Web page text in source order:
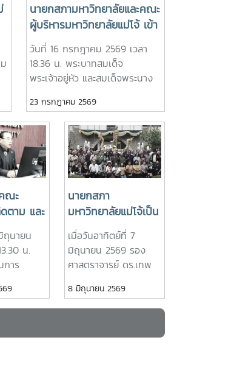
นายกสภามหาวิทยาลัยและคณะ
ผู้บริหารมหาวิทยาลัยแม่โจ้ เข้า
เฝ้าทูลละอองธุลีพระบาท
ทูลเกล้าฯ ถวายปริญญาดุษฎี
บัณฑิตกิตติมศักดิ์ ครุย
วิทยฐานะ และผลิตภัณฑ์มงคล
ที่เป็นตัวแทนแห่งความสำเร็จ
ของมหาวิทยาลัยร่วมกับชุมชน
แด่พระบาทสมเด็จพระเจ้าอยู่หัว
และสมเด็จพระนางเจ้าฯ
พระบรมราชินี
วันที่ 16 กรกฎาคม 2569 เวลา
18.36 น. พระบาทสมเด็จ
พระเจ้าอยู่หัว และสมเด็จพระนาง
พระบรมราชวโรกาสให้ คณะผู้
บริหารมหาวิทยาลัยแม่โจ้ เข้าเฝ้า
ทูลละอองธุลีพระบาท ทูลเกล้าฯ
ถวายปริญญาดุษฎีบัณฑิต
กิตติมศักดิ์ ครุยวิทยฐานะ และ
ผลิตภัณฑ์มงคลที่เป็นตัวแทนแห่ง
ความสำเร็จของมหาวิทยาลัยร่วม
กับชุมชน ในการนี้ รอง
นายกสภามหาวิทยาลัยแม่โจ้ นำ
คณะผู้บริหารมหาวิทยาลัยเข้าเฝ้าฯ
ทูลเกล้าทูลกระหม่อมถวาย
ปริญญาดุษฎีบัณฑิตกิตติมศักดิ์
สาขาการพัฒนาภูมิสังคมอย่าง
ยั่งยืน แด่พระบาทสมเด็จ
คุณในพระวิสัยทัศน์และการพัฒนา
23 กรกฎาคม 2569
ณะ
ตาม และ
ารปฏิบัติ
น้าส่วน
2569
ถุนายน
น.
การ
ที่ของ
นประจำ
.ศ.
ารประชุม
นายกสภา
มหาวิทยาลัยแม่โจ้เป็น
ประธานในพิธีวันคล้าย
วันสถาปนาโรงเรียน
ฝึกหัดครูประถม
ประจำปี 2569
เมื่อวันอาทิตย์ที่ 7
มิถุนายน 2569 รอง
ศาสตราจารย์ ดร.เทพ
มหาวิทยาลัย ได้รับ
เกียรติเป็นประธานในพิธี
โรงเรียนฝึกหัดครูประถม
8 มิถุนายน 2569